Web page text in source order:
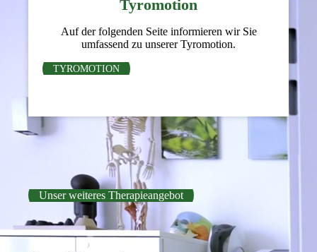
Tyromotion
Auf der folgenden Seite informieren wir Sie
umfassend zu unserer Tyromotion.
TYROMOTION
Unser weiteres Therapieangebot